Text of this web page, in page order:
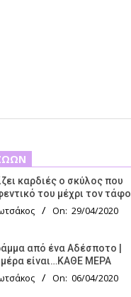
καρδιές ο σκύλος που
του μέχρι τον τάφο
On: 29/04/2020
από ένα Αδέσποτο |
είναι…ΚΑΘΕ ΜΕΡΑ
On: 06/04/2020